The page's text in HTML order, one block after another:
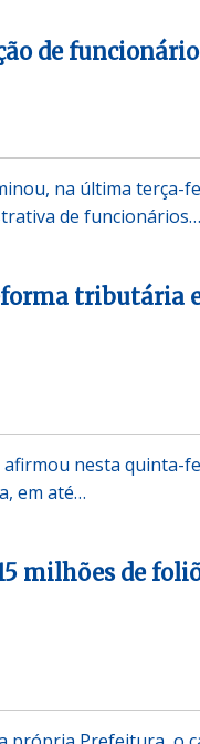
de
na última terça-
de funcionários…
tributária
nesta quinta-
em até…
milhões de